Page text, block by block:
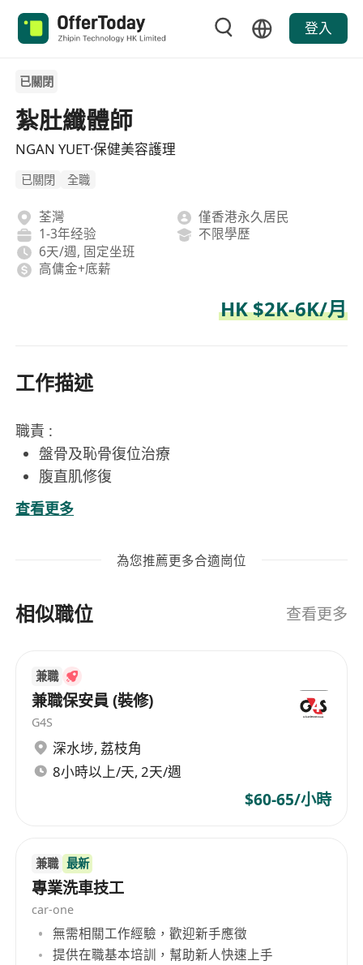
登入
已關閉
紮肚纖體師
NGAN YUET·保健美容護理
已關閉 全職
荃灣
僅香港永久居民
1-3年经验
不限學歷
6天/週, 固定坐班
高傭金+底薪
HK $2K-6K/月
工作描述
職責 :
盤骨及恥骨復位治療
腹直肌修復
腹部護理按摩
產後修復
入職要求 : 具一年以上有關經驗
薪酬: $25,000 - $65,000
勤工獎
生日假
額外獎假
婚假
恩恤假
查看更多
為您推薦更多合適崗位
相似職位 查看更多
兼職
兼職保安員 (裝修)
G4S
深水埗, 荔枝角
8小時以上/天, 2天/週
$60-65/小時
兼職 最新
專業洗車技工
car-one
無需相關工作經驗，歡迎新手應徵
提供在職基本培訓，幫助新人快速上手